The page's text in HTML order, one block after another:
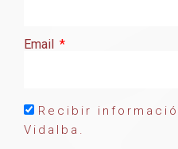
Email
Recibir
Vidalba.